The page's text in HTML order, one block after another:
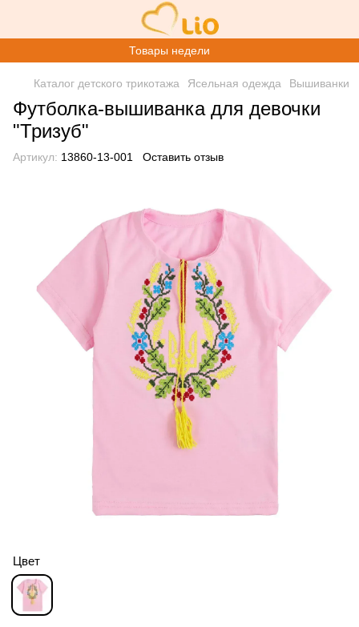
Товары недели
Каталог детского трикотажа Ясельная одежда Вышиванки
Футболка-вышиванка для девочки
"Тризуб"
Артикул: 13860-13-001 Оставить отзыв
Цвет